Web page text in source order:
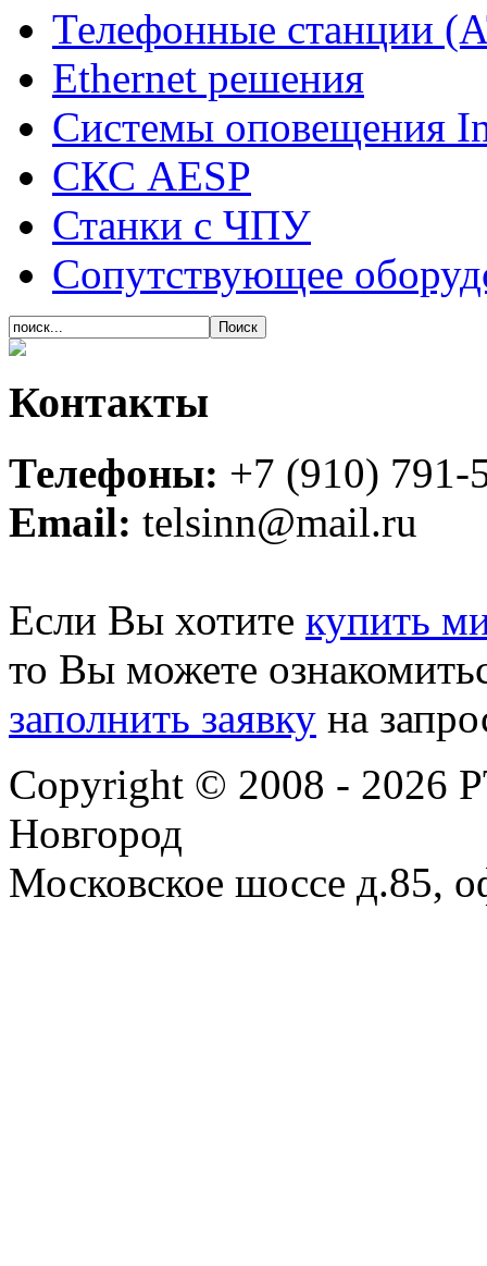
Телефонные станции
Ethernet решения
Системы оповещения
СКС AESP
Станки с ЧПУ
Сопутствующее
Контакты
Телефоны: +7 (910) 791-
Email: telsinn@mail.ru
Если Вы хотите купить
то Вы можете
заполнить заявку на
Copyright © 2008 -
Новгород
Московское шоссе д.85,